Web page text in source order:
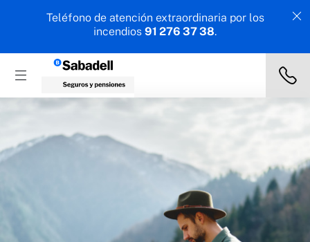
Teléfono de atención extraordinaria por los
incendios 91 276 37 38.